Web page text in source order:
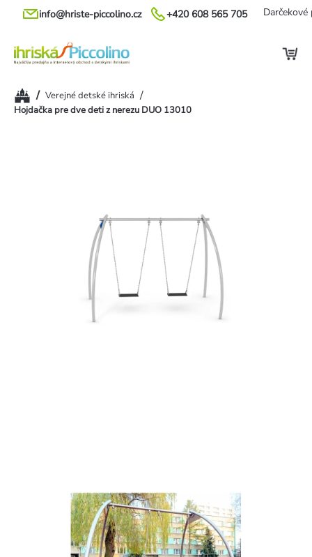
Prejsť
+420 608 565 705
info@hriste-piccolino.cz Darčekové
Domov
/ Verejné detské ihriská /
Hojdačka pre dve deti z nerezu DUO 13010